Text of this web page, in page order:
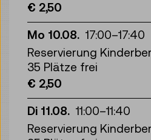
€ 2,50
Mo 10.08. 17:00–17:40
Reservierung
35 Plätze frei
€ 2,50
Di 11.08. 11:00–11:40
Reservierung